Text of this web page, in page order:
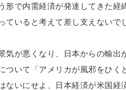
形で内需経済が発達してきた
ていると考えて差し支えないで
気が悪くなり、日本からの輸
ついて「アメリカが風邪をひ
ないにせよ、日本経済が米国経